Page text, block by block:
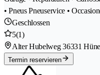
• Pneus Pneuservice •
Geschlossen
5(1)
Alter Hubelweg 36331
Termin reservieren